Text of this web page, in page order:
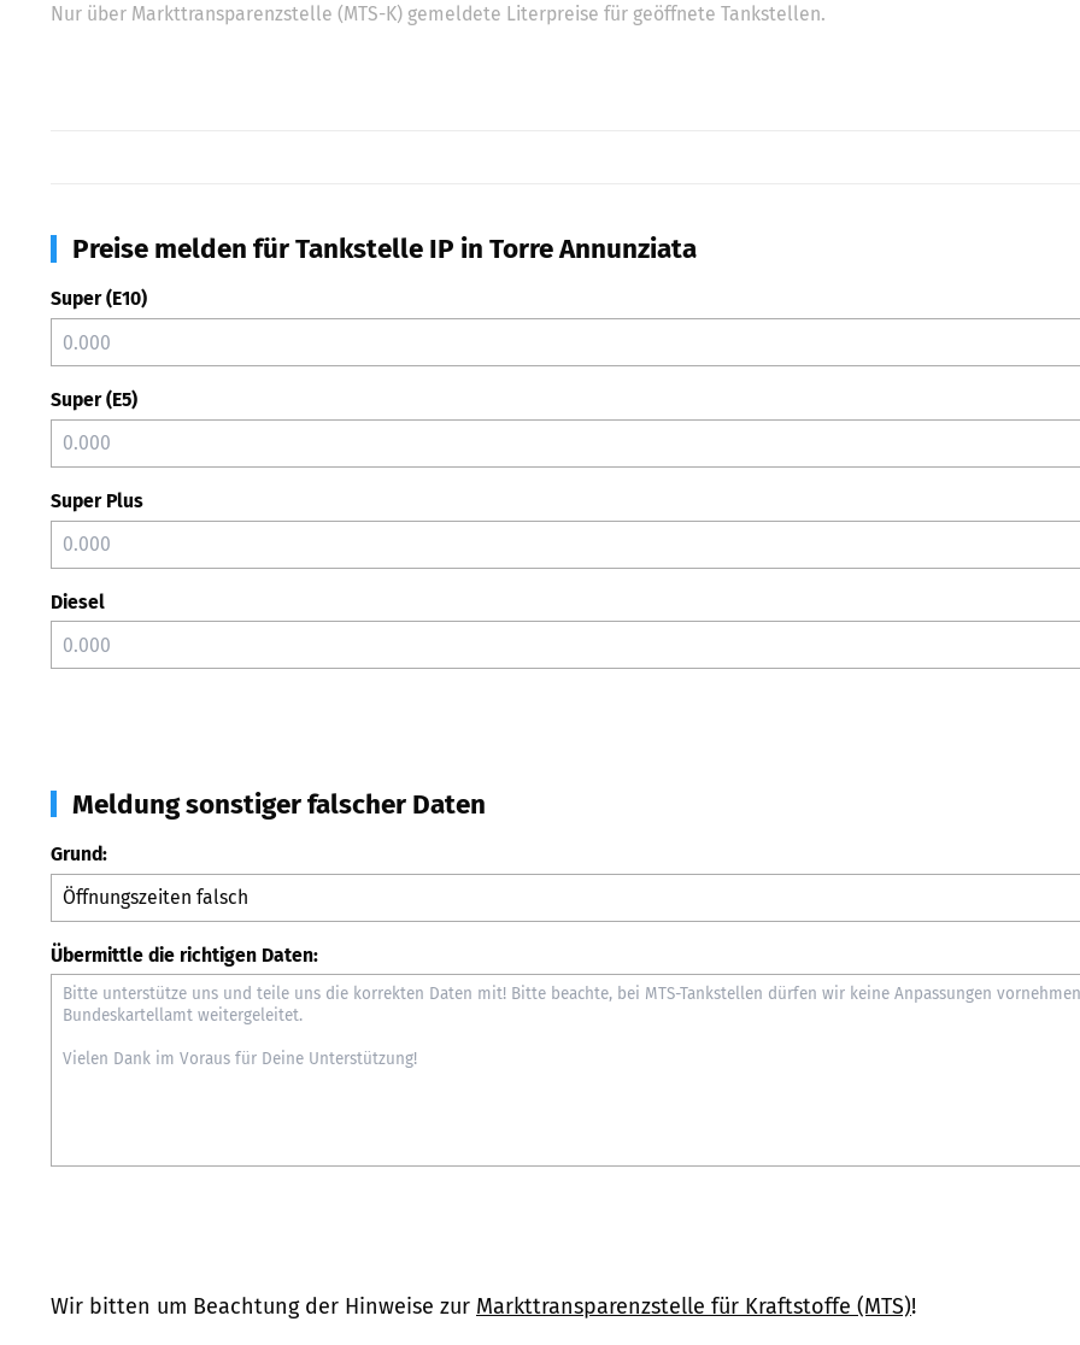
Nur über Markttransparenzstelle (MTS-K) gemeldete Literpreise für geöffnete Tankstellen.
Preise melden für Tankstelle IP in Torre Annunziata
Super (E10)
Super (E5)
Super Plus
Diesel
Meldung sonstiger falscher Daten
Grund:
Übermittle die richtigen Daten:
Wir bitten um Beachtung der Hinweise zur Markttransparenzstelle für Kraftstoffe (MTS)!